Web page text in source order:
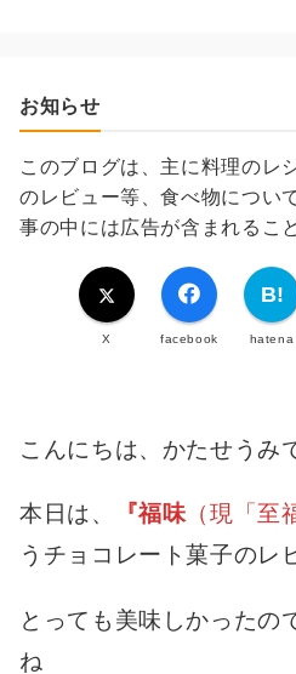
お知らせ
このブログは、主に料理のレ
のレビュー等、食べ物につい
事の中には広告が含まれるこ
X facebook hatena
こんにちは、かたせうみ
本日は、 『福味（現「至
うチョコレート菓子のレ
とっても美味しかったの
ね